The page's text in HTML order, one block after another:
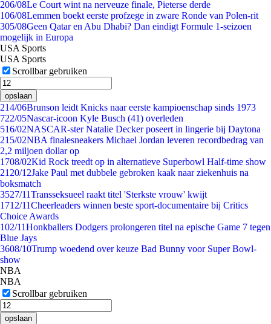
206/08Le Court wint na nerveuze finale, Pieterse derde
106/08Lemmen boekt eerste profzege in zware Ronde van Polen-rit
305/08Geen Qatar en Abu Dhabi? Dan eindigt Formule 1-seizoen
mogelijk in Europa
USA Sports
USA Sports
Scrollbar gebruiken
opslaan
214/06Brunson leidt Knicks naar eerste kampioenschap sinds 1973
722/05Nascar-icoon Kyle Busch (41) overleden
516/02NASCAR-ster Natalie Decker poseert in lingerie bij Daytona
215/02NBA finalesneakers Michael Jordan leveren recordbedrag van
2,2 miljoen dollar op
1708/02Kid Rock treedt op in alternatieve Superbowl Half-time show
21 20/12Jake Paul met dubbele gebroken kaak naar ziekenhuis na
boksmatch
3527/11Transseksueel raakt titel 'Sterkste vrouw' kwijt
1712/11Cheerleaders winnen beste sport-documentaire bij Critics
Choice Awards
102/11Honkballers Dodgers prolongeren titel na epische Game 7 tegen
Blue Jays
3608/10Trump woedend over keuze Bad Bunny voor Super Bowl-
show
NBA
NBA
Scrollbar gebruiken
opslaan